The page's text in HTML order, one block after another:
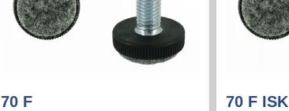
70 F 70 F ISK